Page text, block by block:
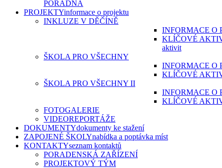
PORADNA
PROJEKTYinformace o projektu
INKLUZE V DĚČÍNĚ
INFORMACE O
KLÍČOVÉ
aktivit
ŠKOLA PRO VŠECHNY
INFORMACE O
KLÍČOVÉ
ŠKOLA PRO VŠECHNY II
INFORMACE O
KLÍČOVÉ
FOTOGALERIE
VIDEOREPORTÁŽE
DOKUMENTYdokumenty ke stažení
ZAPOJENÉ ŠKOLYnabídka a poptávka míst
KONTAKTYseznam kontaktů
PORADENSKÁ ZAŘÍZENÍ
PROJEKTOVÝ TÝM